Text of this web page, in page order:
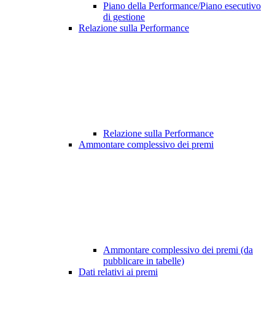
Piano della Performance/Piano esecutivo
di gestione
Relazione sulla Performance
Relazione sulla Performance
Ammontare complessivo dei premi
Ammontare complessivo dei premi (da
pubblicare in tabelle)
Dati relativi ai premi